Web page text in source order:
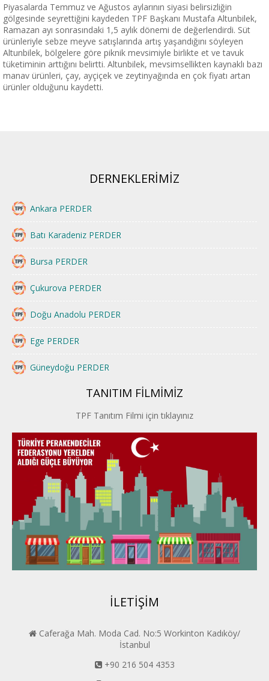
Piyasalarda Temmuz ve Ağustos aylarının siyasi belirsizliğin
gölgesinde seyrettiğini kaydeden TPF Başkanı Mustafa Altunbilek,
Ramazan ayı sonrasındaki 1,5 aylık dönemi de değerlendirdi. Süt
ürünleriyle sebze meyve satışlarında artış yaşandığını söyleyen
Altunbilek, bölgelere göre piknik mevsimiyle birlikte et ve tavuk
tüketiminin arttığını belirtti. Altunbilek, mevsimsellikten kaynaklı bazı
manav ürünleri, çay, ayçiçek ve zeytinyağında en çok fiyatı artan
ürünler olduğunu kaydetti.
DERNEKLERİMİZ
Ankara PERDER
Batı Karadeniz PERDER
Bursa PERDER
Çukurova PERDER
Doğu Anadolu PERDER
Ege PERDER
Güneydoğu PERDER
İstanbul PERDER
İpek Yolu PERDER
Kayseri PERDER
Karadeniz Perder
Konya PERDER
Van PERDER
BEYPER
TANITIM FİLMİMİZ
TPF Tanıtım Filmi için tıklayınız
İLETİŞİM
Caferağa Mah. Moda Cad. No:5 Workinton Kadıköy/
İstanbul
+90 216 504 4353